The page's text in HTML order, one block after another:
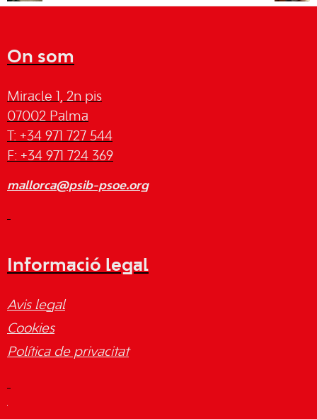
On som
Miracle 1, 2n pis
07002 Palma
T: +34 971 727 544
F: +34 971 724 369
mallorca@psib-psoe.org
Informació legal
Avis legal
Cookies
Política de privacitat